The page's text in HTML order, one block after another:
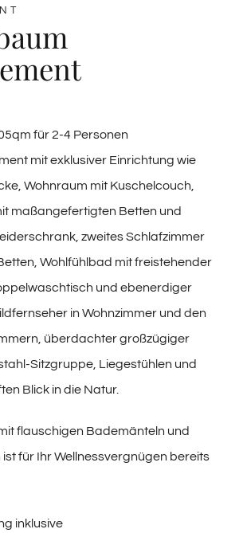
für 2-4 Personen
mit exklusiver Einrichtung wie
Wohnraum mit Kuschelcouch,
maßangefertigten Betten und
zweites Schlafzimmer
Wohlfühlbad mit freistehender
und ebenerdiger
in Wohnzimmer und den
überdachter großzügiger
Sitzgruppe, Liegestühlen und
Blick in die Natur.
flauschigen Bademänteln und
für Ihr Wellnessvergnügen bereits
inklusive